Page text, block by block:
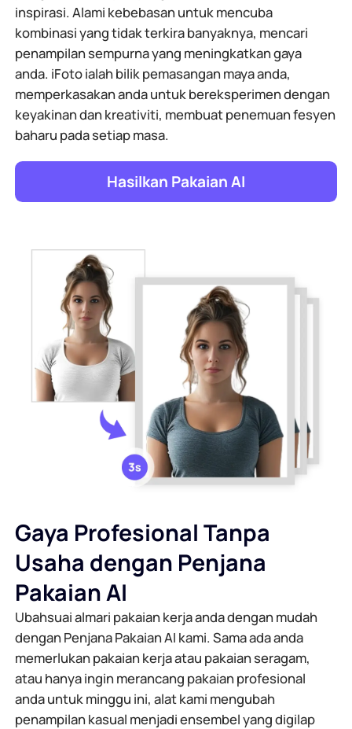
inspirasi. Alami kebebasan untuk mencuba
kombinasi yang tidak terkira banyaknya, mencari
penampilan sempurna yang meningkatkan gaya
anda. iFoto ialah bilik pemasangan maya anda,
memperkasakan anda untuk bereksperimen dengan
keyakinan dan kreativiti, membuat penemuan fesyen
baharu pada setiap masa.
Hasilkan Pakaian AI
Gaya Profesional Tanpa
Usaha dengan Penjana
Pakaian AI
Ubahsuai almari pakaian kerja anda dengan mudah
dengan Penjana Pakaian AI kami. Sama ada anda
memerlukan pakaian kerja atau pakaian seragam,
atau hanya ingin merancang pakaian profesional
anda untuk minggu ini, alat kami mengubah
penampilan kasual menjadi ensembel yang digilap